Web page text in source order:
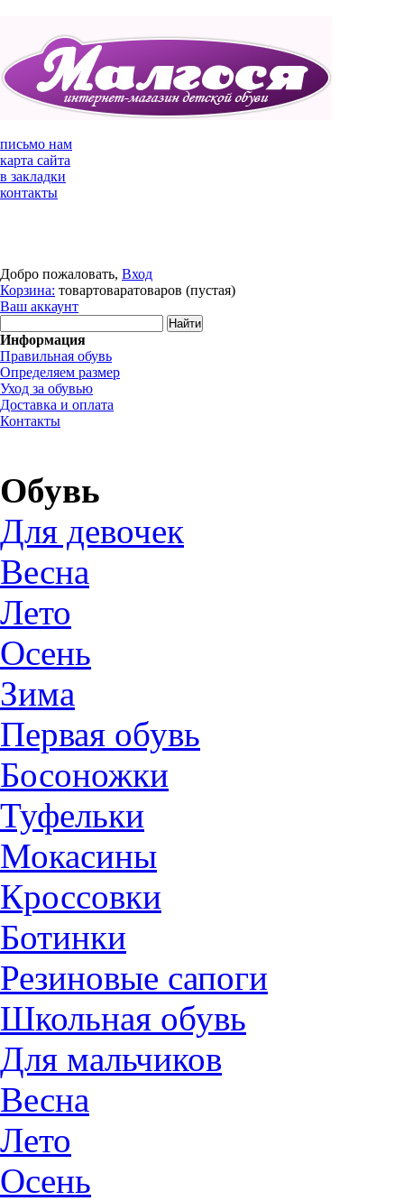
письмо нам
карта сайта
в закладки
контакты
Добро пожаловать, Вход
Корзина: товартоваратоваров (пустая)
Ваш аккаунт
Информация
Правильная обувь
Определяем размер
Уход за обувью
Доставка и оплата
Контакты
Обувь
Для девочек
Весна
Лето
Осень
Зима
Первая обувь
Босоножки
Туфельки
Мокасины
Кроссовки
Ботинки
Резиновые сапоги
Школьная обувь
Для мальчиков
Весна
Лето
Осень